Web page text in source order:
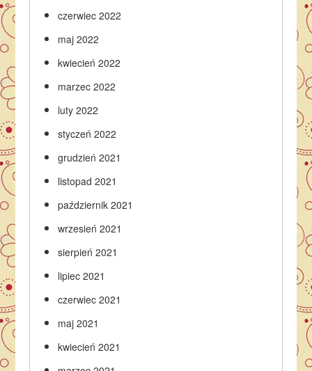
czerwiec 2022
maj 2022
kwiecień 2022
marzec 2022
luty 2022
styczeń 2022
grudzień 2021
listopad 2021
październik 2021
wrzesień 2021
sierpień 2021
lipiec 2021
czerwiec 2021
maj 2021
kwiecień 2021